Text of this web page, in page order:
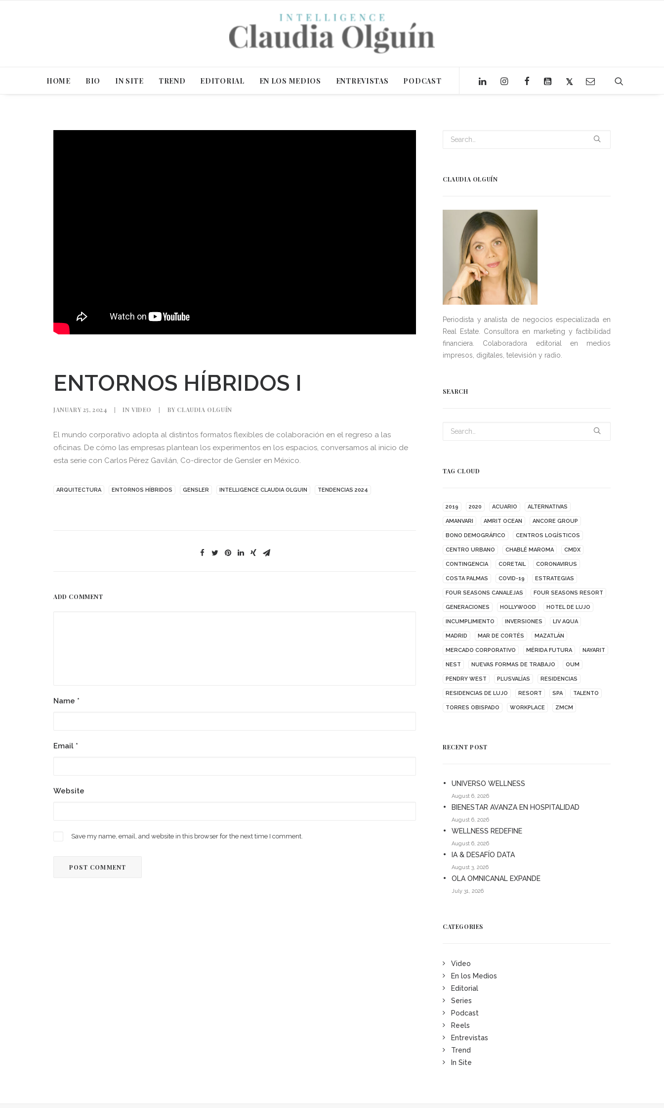
HOME BIO IN SITE TREND EDITORIAL EN LOS MEDIOS ENTREVISTAS PODCAST
ENTORNOS HÍBRIDOS I
JANUARY 25, 2024 | INVIDEO | BY CLAUDIA OLGUÍN
El mundo corporativo adopta al distintos formatos flexibles de colaboración en el regreso a las
oficinas. De cómo las empresas plantean los experimentos en los espacios, conversamos al inicio de
esta serie con Carlos Pérez Gavilán, Co-director de Gensler en México.
ARQUITECTURA ENTORNOS HÍBRIDOS GENSLER INTELLIGENCE CLAUDIA OLGUIN TENDENCIAS 2024
ADD COMMENT
Name *
Email *
Website
Save my name, email, and website in this browser for the next time I comment.
CLAUDIA OLGUÍN
Periodista y analista de negocios especializada en
Real Estate. Consultora en marketing y factibilidad
financiera. Colaboradora editorial en medios
impresos, digitales, televisión y radio.
SEARCH
TAG CLOUD
2019 2020 ACUARIO ALTERNATIVAS
AMANVARI AMRIT OCEAN ANCORE GROUP
BONO DEMOGRÁFICO CENTROS LOGÍSTICOS
CENTRO URBANO CHABLÉ MAROMA CMDX
CONTINGENCIA CORETAIL CORONAVIRUS
COSTA PALMAS COVID-19 ESTRATEGIAS
FOUR SEASONS CANALEJAS FOUR SEASONS RESORT
GENERACIONES HOLLYWOOD HOTEL DE LUJO
INCUMPLIMIENTO INVERSIONES LIV AQUA
MADRID MAR DE CORTÉS MAZATLÁN
MERCADO CORPORATIVO MÉRIDA FUTURA NAYARIT
NEST NUEVAS FORMAS DE TRABAJO OUM
PENDRY WEST PLUSVALÍAS RESIDENCIAS
RESIDENCIAS DE LUJO RESORT SPA TALENTO
TORRES OBISPADO WORKPLACE ZMCM
RECENT POST
UNIVERSO WELLNESS
August 6, 2026
BIENESTAR AVANZA EN HOSPITALIDAD
August 6, 2026
WELLNESS REDEFINE
August 6, 2026
IA & DESAFÍO DATA
August 3, 2026
OLA OMNICANAL EXPANDE
July 31, 2026
CATEGORIES
Video
En los Medios
Editorial
Series
Podcast
Reels
Entrevistas
Trend
In Site